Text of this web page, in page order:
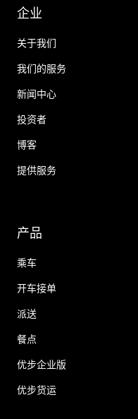
企业
关于我们
我们的服务
新闻中心
投资者
博客
提供服务
产品
乘车
开车接单
派送
餐点
优步企业版
优步货运